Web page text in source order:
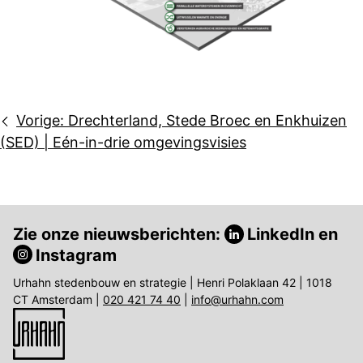
Bericht
navigatie
Vorige: Drechterland, Stede Broec en Enkhuizen
(SED) | Eén-in-drie omgevingsvisies
Zie onze nieuwsberichten: LinkedIn en
Instagram
Urhahn stedenbouw en strategie | Henri Polaklaan 42 | 1018
CT Amsterdam | 020 421 74 40 info@urhahn.com